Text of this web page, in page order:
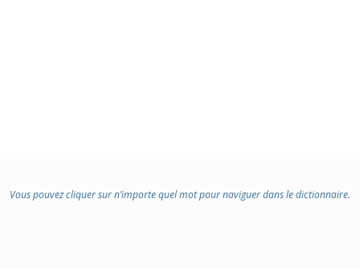
Vous pouvez cliquer sur n’importe quel mot pour naviguer dans le dictionnaire.